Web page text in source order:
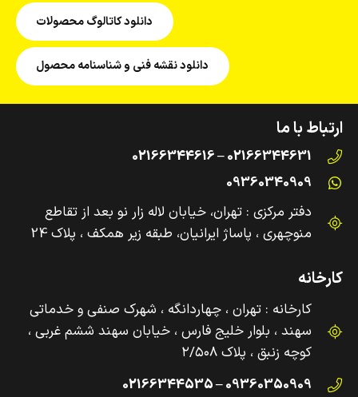
دانلود کاتالوگ محصولات
دانلود نقشه فنی و شناسنامه محصول
ارتباط با ما
02166344631 – 02166344616
09360340909
دفتر مرکزی : تهران، خیابان لاله زار نو بعد از تقاطع
منوچهری ، پاساژ ایرانیان، طبقه زیر همکف ، پلاک 24
کارخانه
کارخانه : تهران ، چهاردانگه ، شهرک صنفی و‌ خدماتی
سهند ، بلوار خلیج فارس ، خیابان سهند ششم غربی ،
کوچه زنبق ، پلاک ۲/۵۰۸
09360350909 – 02166344535